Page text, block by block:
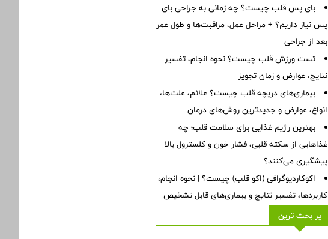
بای پس قلب چیست؟ چه زمانی به جراحی بای
پس نیاز داریم؟ + مراحل عمل، مراقبت‌ها و طول عمر
بعد از جراحی
تست ورزش قلب چیست؟ نحوه انجام، تفسیر
نتایج، عوارض و زمان تجویز
بیماری‌های دریچه قلب چیست؟ علائم، علت‌ها،
انواع، عوارض و جدیدترین روش‌های درمان
بهترین رژیم غذایی برای سلامت قلب؛ چه
غذاهایی از سکته قلبی، فشار خون و کلسترول بالا
پیشگیری می‌کنند؟
اکوکاردیوگرافی (اکو قلب) چیست؟ | نحوه انجام،
کاربردها، تفسیر نتایج و بیماری‌های قابل تشخیص
پر بحث ترین